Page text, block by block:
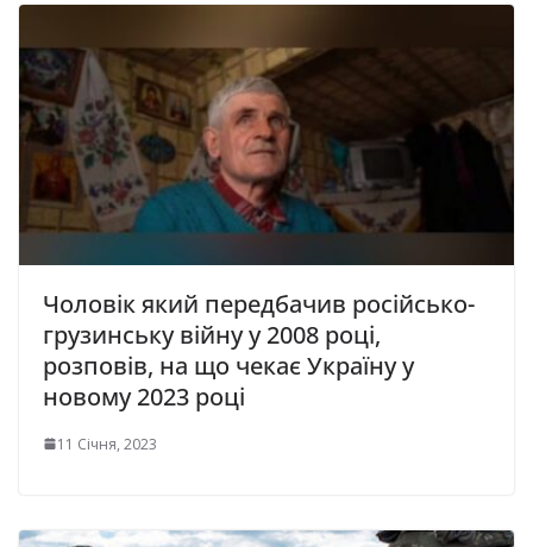
Чоловік який передбачив російсько-
грузинську війну у 2008 році,
розповів, на що чекає Україну у
новому 2023 році
11 Січня, 2023